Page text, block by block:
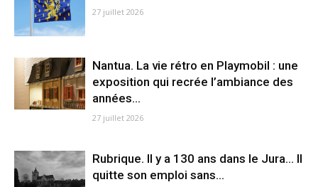
27 juillet 2026
Nantua. La vie rétro en Playmobil : une
exposition qui recrée l’ambiance des
années...
27 juillet 2026
Rubrique. Il y a 130 ans dans le Jura… Il
quitte son emploi sans...